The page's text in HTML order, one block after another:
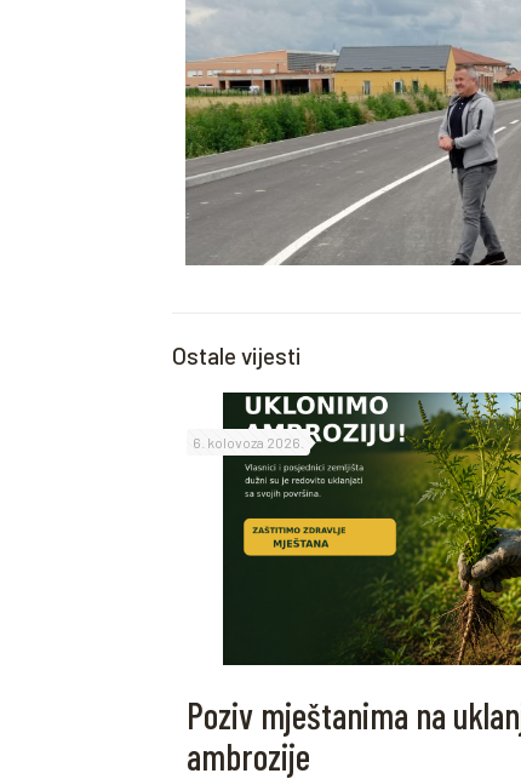
Ostale vijesti
6. kolovoza 2026.
Poziv mještanima na
ambrozije